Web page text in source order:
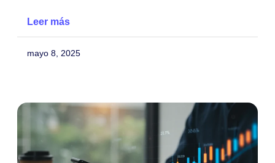
Leer más
mayo 8, 2025